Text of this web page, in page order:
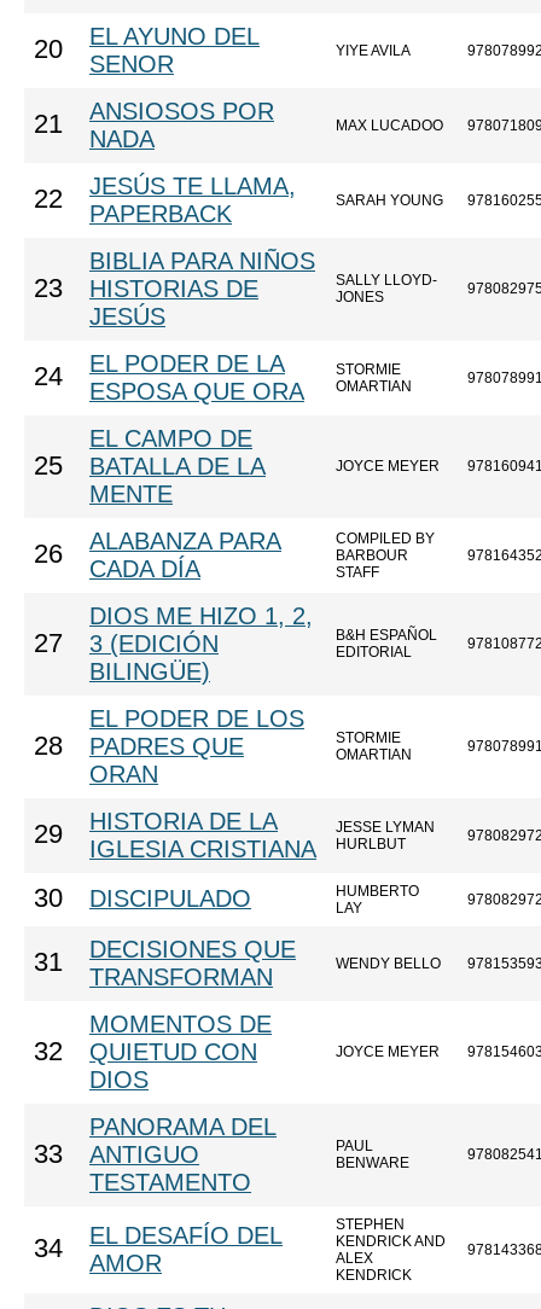
20
EL AYUNO DEL
SENOR
YIYE AVILA
21
ANSIOSOS POR
NADA
MAX LUCADOO
22
JESÚS TE LLAMA,
PAPERBACK
SARAH YOUNG
23
BIBLIA PARA NIÑOS
HISTORIAS DE
JESÚS
SALLY LLOYD-
JONES
24
EL PODER DE LA
ESPOSA QUE ORA
STORMIE
OMARTIAN
25
EL CAMPO DE
BATALLA DE LA
MENTE
JOYCE MEYER
26
ALABANZA PARA
CADA DÍA
COMPILED BY
BARBOUR
STAFF
27
DIOS ME HIZO 1, 2,
3 (EDICIÓN
BILINGÜE)
B&H ESPAÑOL
EDITORIAL
28
EL PODER DE LOS
PADRES QUE
ORAN
STORMIE
OMARTIAN
29
HISTORIA DE LA
IGLESIA CRISTIANA
JESSE LYMAN
HURLBUT
30 DISCIPULADO
HUMBERTO
LAY
31
DECISIONES QUE
TRANSFORMAN
WENDY BELLO
32
MOMENTOS DE
QUIETUD CON
DIOS
JOYCE MEYER
33
PANORAMA DEL
ANTIGUO
TESTAMENTO
PAUL
BENWARE
34
EL DESAFÍO DEL
AMOR
STEPHEN
KENDRICK AND
ALEX
KENDRICK